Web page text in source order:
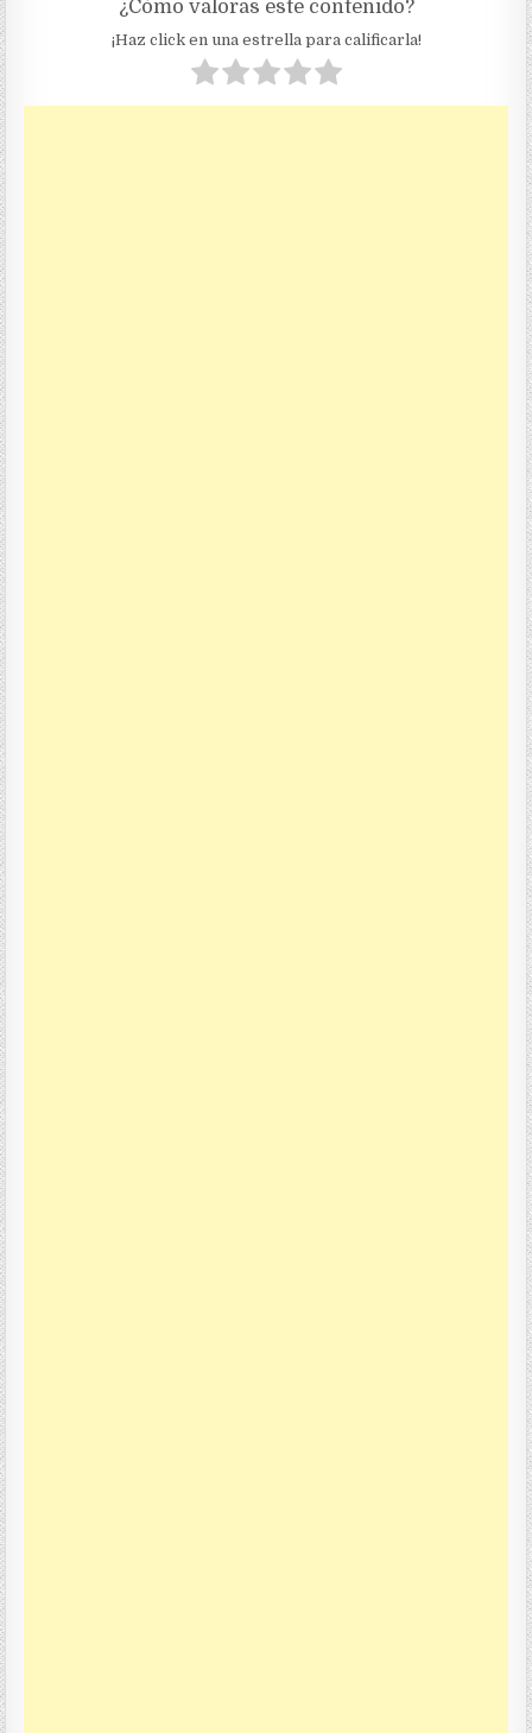
¿Cómo valoras este contenido?
¡Haz click en una estrella para calificarla!